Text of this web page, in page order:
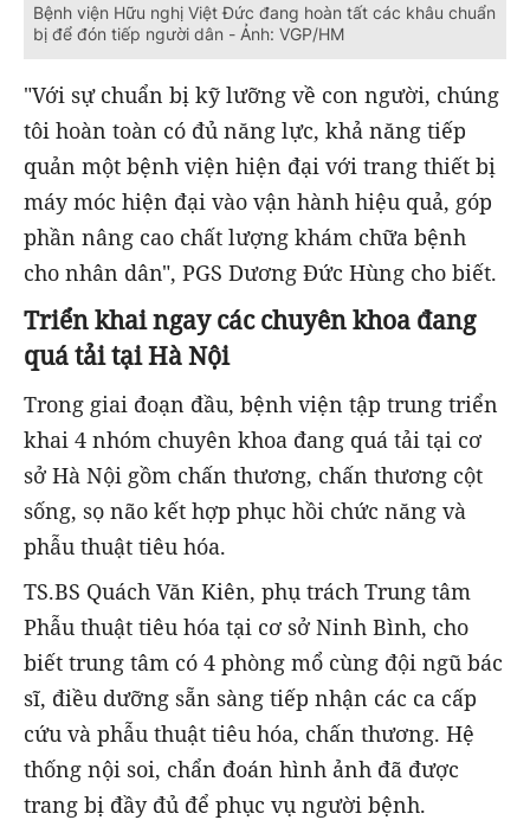
Bệnh viện Hữu nghị Việt Đức đang hoàn tất các khâu chuẩn
bị để đón tiếp người dân - Ảnh: VGP/HM
"Với sự chuẩn bị kỹ lưỡng về con người, chúng
tôi hoàn toàn có đủ năng lực, khả năng tiếp
quản một bệnh viện hiện đại với trang thiết bị
máy móc hiện đại vào vận hành hiệu quả, góp
phần nâng cao chất lượng khám chữa bệnh
cho nhân dân", PGS Dương Đức Hùng cho biết.
Triển khai ngay các chuyên khoa đang
quá tải tại Hà Nội
Trong giai đoạn đầu, bệnh viện tập trung triển
khai 4 nhóm chuyên khoa đang quá tải tại cơ
sở Hà Nội gồm chấn thương, chấn thương cột
sống, sọ não kết hợp phục hồi chức năng và
phẫu thuật tiêu hóa.
TS.BS Quách Văn Kiên, phụ trách Trung tâm
Phẫu thuật tiêu hóa tại cơ sở Ninh Bình, cho
biết trung tâm có 4 phòng mổ cùng đội ngũ bác
sĩ, điều dưỡng sẵn sàng tiếp nhận các ca cấp
cứu và phẫu thuật tiêu hóa, chấn thương. Hệ
thống nội soi, chẩn đoán hình ảnh đã được
trang bị đầy đủ để phục vụ người bệnh.